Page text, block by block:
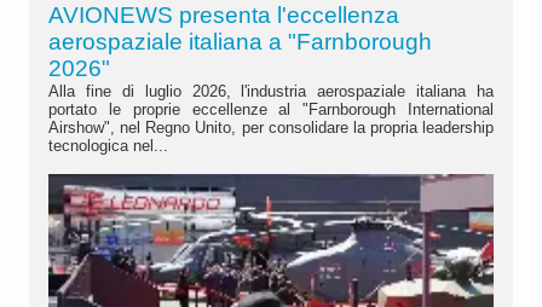
AVIONEWS presenta l'eccellenza
aerospaziale italiana a "Farnborough
2026"
Alla fine di luglio 2026, l'industria aerospaziale italiana ha
portato le proprie eccellenze al "Farnborough International
Airshow", nel Regno Unito, per consolidare la propria leadership
tecnologica nel...